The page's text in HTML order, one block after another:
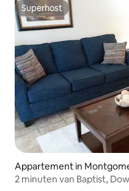
Superhost
Superhost
Appartement in
2 minuten van Baptist,